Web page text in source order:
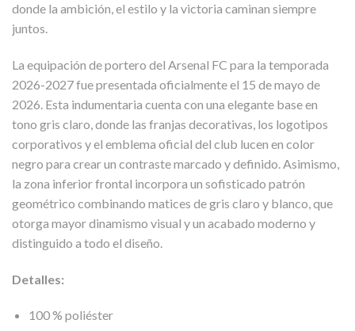
donde la ambición, el estilo y la victoria caminan siempre
juntos.
La equipación de portero del Arsenal FC para la temporada
2026-2027 fue presentada oficialmente el 15 de mayo de
2026. Esta indumentaria cuenta con una elegante base en
tono gris claro, donde las franjas decorativas, los logotipos
corporativos y el emblema oficial del club lucen en color
negro para crear un contraste marcado y definido. Asimismo,
la zona inferior frontal incorpora un sofisticado patrón
geométrico combinando matices de gris claro y blanco, que
otorga mayor dinamismo visual y un acabado moderno y
distinguido a todo el diseño.
Detalles:
100 % poliéster